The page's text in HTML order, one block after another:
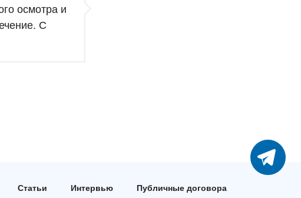
осмотра и
С
Статьи Интервью Публичные договора